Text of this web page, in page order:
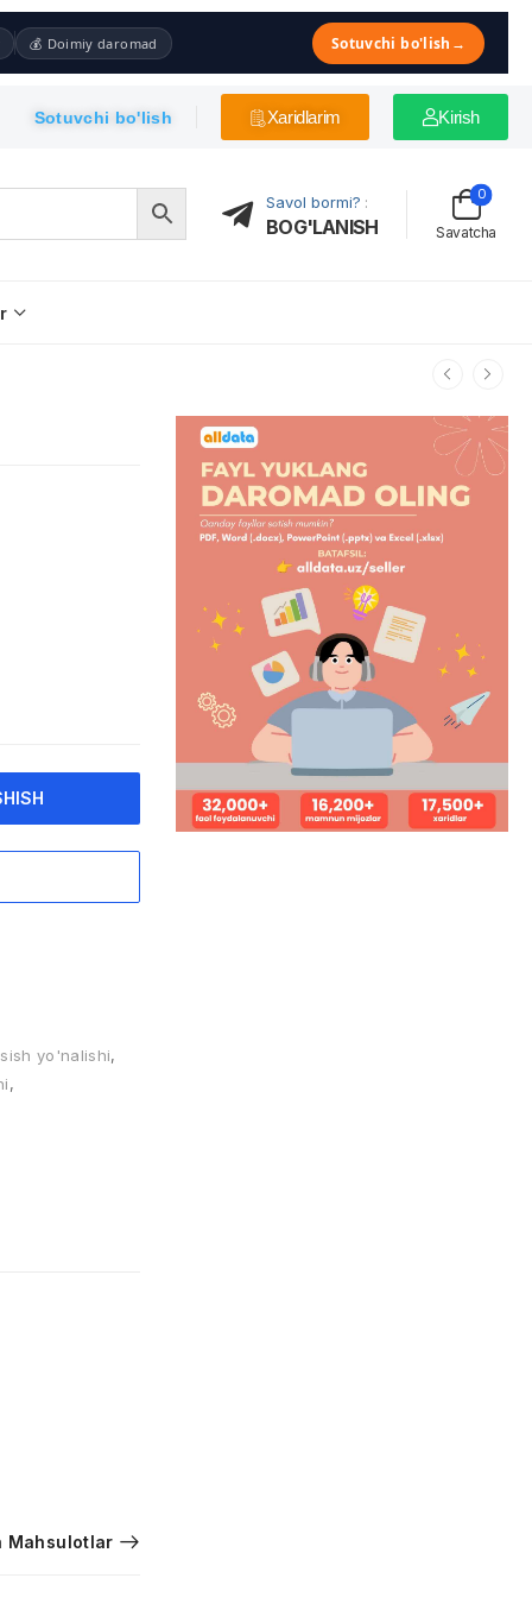
💰 Doimiy daromad Sotuvchi bo'lish →
Sotuvchi bo'lish Xaridlarim Kirish
Savol bormi? :
BOG'LANISH Savatcha
0
yo'nalishi,
,
Mahsulotlar